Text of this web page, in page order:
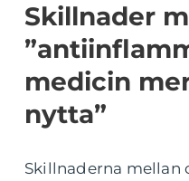
Skillnader
medicin
nytta”
Skillnaderna mellan